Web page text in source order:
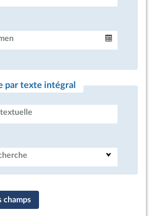
par texte intégral
textuelle
champs